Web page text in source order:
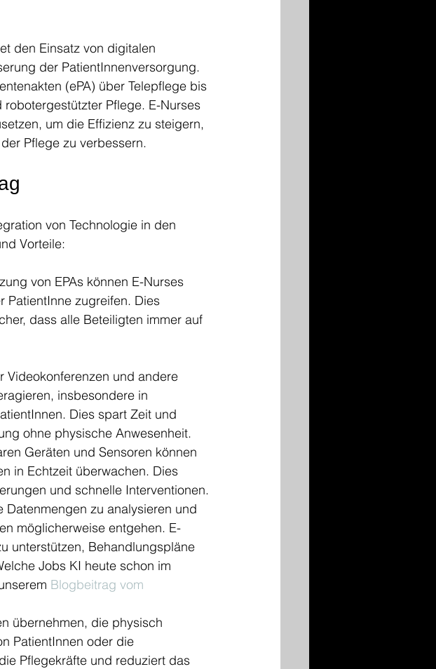
den Einsatz von digitalen
der PatientInnenversorgung.
(ePA) über Telepflege bis
Pflege. E-Nurses
um die Effizienz zu steigern,
Pflege zu verbessern.
von Technologie in den
Vorteile:
von EPAs können E-Nurses
PatientInne zugreifen. Dies
dass alle Beteiligten immer auf
Videokonferenzen und andere
insbesondere in
Dies spart Zeit und
ohne physische Anwesenheit.
Geräten und Sensoren können
in Echtzeit überwachen. Dies
und schnelle Interventionen.
Datenmengen zu analysieren und
möglicherweise entgehen. E-
unterstützen, Behandlungspläne
Jobs KI heute schon im
Blogbeitrag vom
übernehmen, die physisch
PatientInnen oder die
Pflegekräfte und reduziert das